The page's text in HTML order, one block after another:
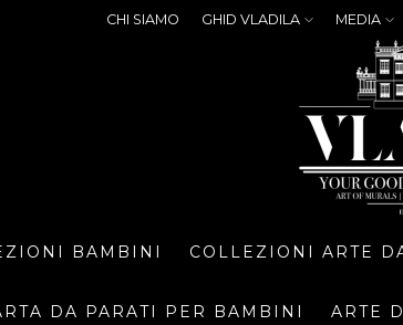
CHI SIAMO GHID VLADILA MEDIA
BAMBINI COLLEZIONI ARTE
DA PARATI PER BAMBINI ARTE